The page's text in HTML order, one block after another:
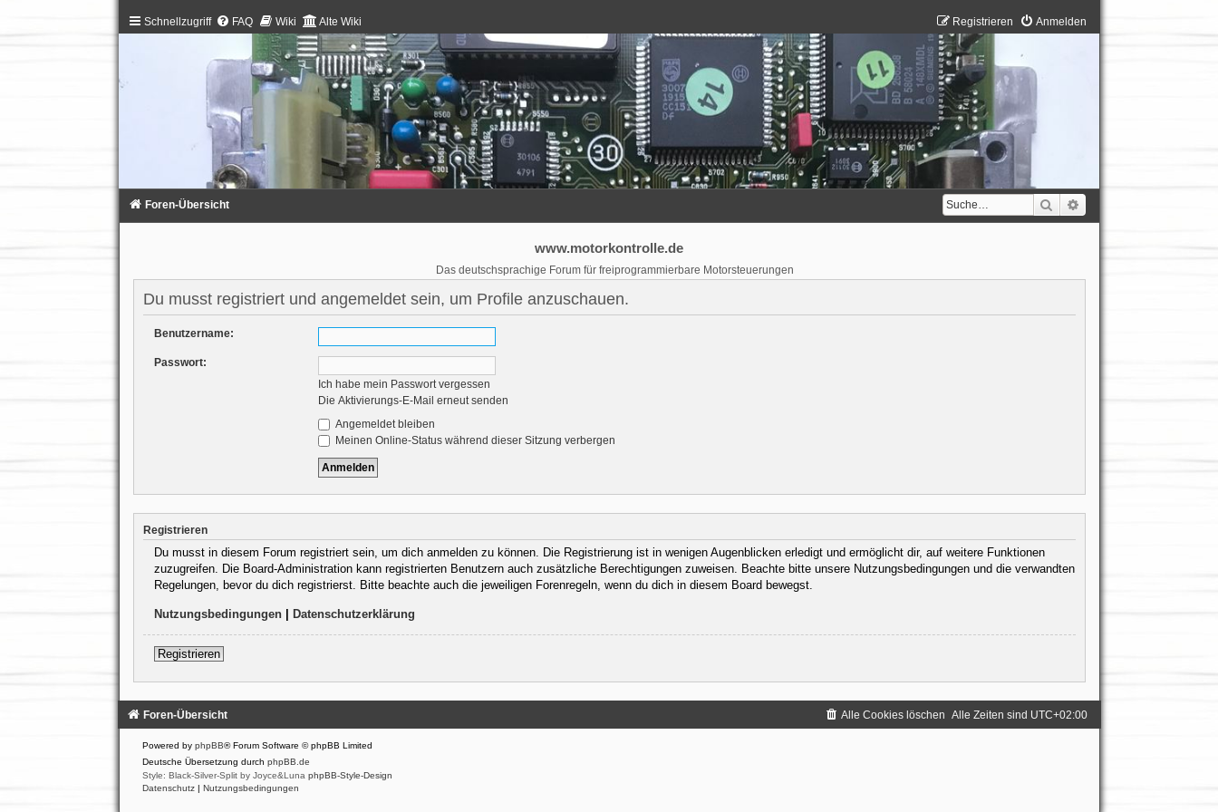
Schnellzugriff FAQ Wiki Alte Wiki Anmelden
Registrieren
Suche
Foren-Übersicht
www.motorkontrolle.de
Das deutschsprachige Forum für freiprogrammierbare Motorsteuerungen
Du musst registriert und angemeldet sein, um Profile anzuschauen.
Benutzername:
Passwort:
Ich habe mein Passwort vergessen
Die Aktivierungs-E-Mail erneut senden
Angemeldet bleiben
Meinen Online-Status während dieser Sitzung verbergen
Registrieren
Du musst in diesem Forum registriert sein, um dich anmelden zu können. Die Registrierung ist in wenigen Augenblicken erledigt und ermöglicht dir, auf weitere Funktionen
zuzugreifen. Die Board-Administration kann registrierten Benutzern auch zusätzliche Berechtigungen zuweisen. Beachte bitte unsere Nutzungsbedingungen und die verwandten
Regelungen, bevor du dich registrierst. Bitte beachte auch die jeweiligen Forenregeln, wenn du dich in diesem Board bewegst.
Nutzungsbedingungen| Datenschutzerklärung
Registrieren
Foren-Übersicht Alle Zeiten sind UTC+02:00
Alle Cookies löschen
Powered by phpBB® Forum Software © phpBB Limited
Deutsche Übersetzung durch phpBB.de
Style: Black-Silver-Split by Joyce&Luna phpBB-Style-Design
Datenschutz | Nutzungsbedingungen